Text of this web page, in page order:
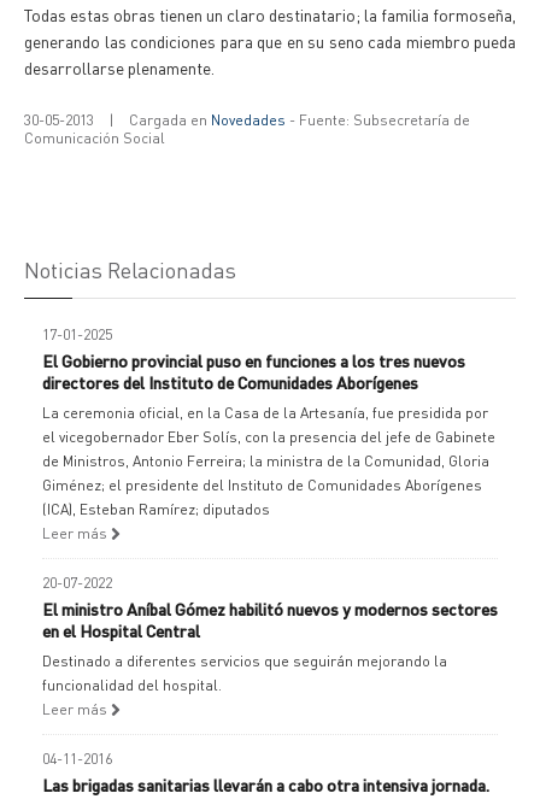
Todas estas obras tienen un claro destinatario; la familia formoseña,
generando las condiciones para que en su seno cada miembro pueda
desarrollarse plenamente.
30-05-2013 | Cargada en Novedades - Fuente: Subsecretaría de
Comunicación Social
Noticias Relacionadas
17-01-2025
El Gobierno provincial puso en funciones a los tres nuevos
directores del Instituto de Comunidades Aborígenes
La ceremonia oficial, en la Casa de la Artesanía, fue presidida por
el vicegobernador Eber Solís, con la presencia del jefe de Gabinete
de Ministros, Antonio Ferreira; la ministra de la Comunidad, Gloria
Giménez; el presidente del Instituto de Comunidades Aborígenes
(ICA), Esteban Ramírez; diputados
Leer más
20-07-2022
El ministro Aníbal Gómez habilitó nuevos y modernos sectores
en el Hospital Central
Destinado a diferentes servicios que seguirán mejorando la
funcionalidad del hospital.
Leer más
04-11-2016
Las brigadas sanitarias llevarán a cabo otra intensiva jornada.